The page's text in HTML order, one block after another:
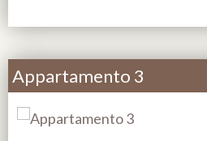
Appartamento 3